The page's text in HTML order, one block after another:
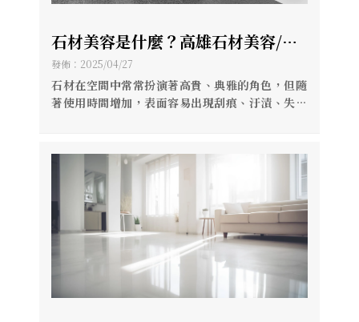
石材美容是什麼？高雄石材美容/高
雄石材晶化
發佈：2025/04/27
石材在空間中常常扮演著高貴、典雅的角色，但隨
著使用時間增加，表面容易出現刮痕、汙漬、失去